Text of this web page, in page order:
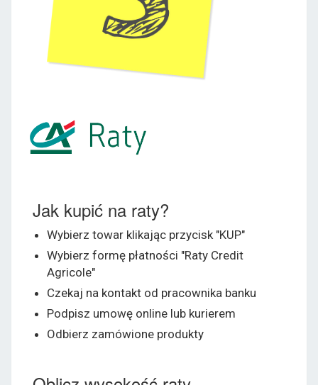
Jak kupić na raty?
Wybierz towar klikając przycisk "KUP"
Wybierz formę płatności "Raty Credit
Agricole"
Czekaj na kontakt od pracownika banku
Podpisz umowę online lub kurierem
Odbierz zamówione produkty